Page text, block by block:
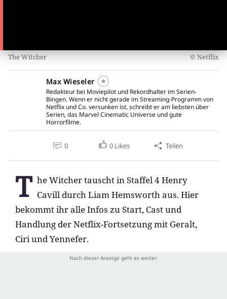
The Witcher Netflix
Max Wieseler
Redakteur bei Moviepilot und Rekordhalter im Serien-
Bingen. Wenn er nicht gerade im Streaming-Programm von
Netflix und Co. versunken ist, schreibt er am liebsten über
Serien, das Marvel Cinematic Universe und gute
Horrorfilme.
0 0 Likes Teilen
T he Witcher tauscht in Staffel 4 Henry
Cavill durch Liam Hemsworth aus. Hier
bekommt ihr alle Infos zu Start, Cast und
Handlung der Netflix-Fortsetzung mit Geralt,
Ciri und Yennefer.